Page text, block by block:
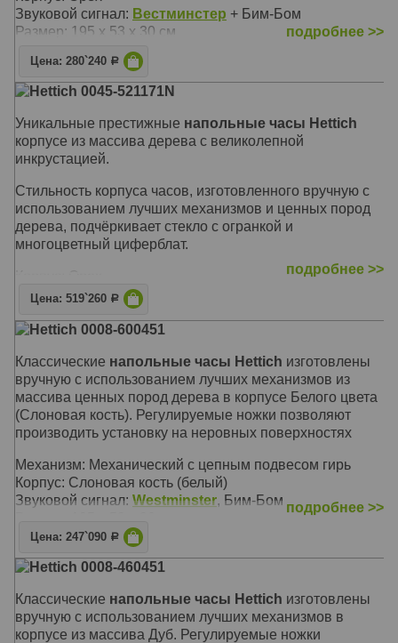
Звуковой сигнал: Вестминстер + Бим-Бом
Размер: 195 х 53 х 30 см
подробнее >>
Цена: 280`240 Р
Hettich 0045-521171N
Уникальные престижные напольные часы Hettich
корпусе из массива дерева с великолепной
инкрустацией.
Стильность корпуса часов, изготовленного вручную с
использованием лучших механизмов и ценных пород
дерева, подчёркивает стекло с огранкой и
многоцветный циферблат.
Звуковой сигнал:Westminster
Размер: 206 х 62 х 36 см
подробнее >>
Цена: 519`260 Р
Hettich 0008-600451
Классические напольные часы Hettich изготовлены
вручную с использованием лучших механизмов из
массива ценных пород дерева в корпусе Белого цвета
(Слоновая кость). Регулируемые ножки позволяют
производить установку на неровных поверхностях
Механизм: Механический с цепным подвесом гирь
Корпус: Слоновая кость (белый)
Звуковой сигнал: Westminster, Бим-Бом подробнее >>
Цена: 247`090 Р
Hettich 0008-460451
Классические напольные часы Hettich изготовлены
вручную с использованием лучших механизмов в
корпусе из массива Дуб. Регулируемые ножки